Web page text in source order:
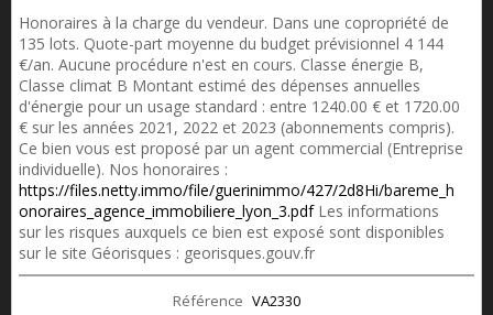
Honoraires à la charge du vendeur. Dans une copropriété de
135 lots. Quote-part moyenne du budget prévisionnel 4 144
€/an. Aucune procédure n'est en cours. Classe énergie B,
Classe climat B Montant estimé des dépenses annuelles
d'énergie pour un usage standard : entre 1240.00 € et 1720.00
€ sur les années 2021, 2022 et 2023 (abonnements compris).
Ce bien vous est proposé par un agent commercial (Entreprise
individuelle). Nos honoraires :
https://files.netty.immo/file/guerinimmo/427/2d8Hi/bareme_h
onoraires_agence_immobiliere_lyon_3.pdfLes informations
sur les risques auxquels ce bien est exposé sont disponibles
sur le site Géorisques : georisques.gouv.fr
Référence VA2330